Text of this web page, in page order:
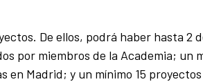
De ellos, podrá haber hasta
por miembros de la Academia; un
en Madrid; y un mínimo 15